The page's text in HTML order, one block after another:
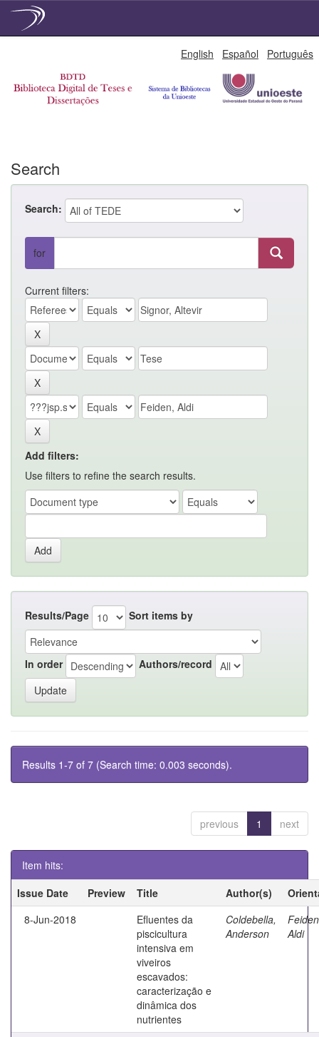
English Español Português
Search
Search:
for
Current filters:
Add filters:
Use filters to refine the search results.
Results/Page Sort items by
In order Authors/record
Results 1-7 of 7 (Search time: 0.003 seconds).
previous 1 next
Item hits:
Issue Date
Preview Title Author(s)
8-Jun-2018
Efluentes da
piscicultura
intensiva em
viveiros
escavados:
caracterização e
dinâmica dos
nutrientes
Coldebella,
Anderson
Aldi